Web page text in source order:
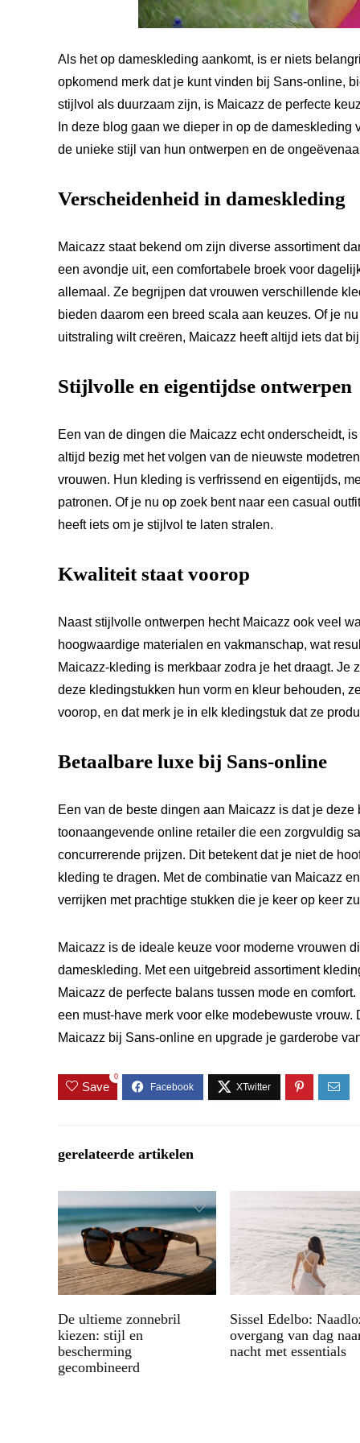
Als het op dameskleding aankomt, is er niets
opkomend merk dat je kunt vinden bij Sans-online,
stijlvol als duurzaam zijn, is Maicazz de perfecte
In deze blog gaan we dieper in op de
de unieke stijl van hun ontwerpen en de
Verscheidenheid in dameskleding
Maicazz staat bekend om zijn diverse assortiment
een avondje uit, een comfortabele broek voor
allemaal. Ze begrijpen dat vrouwen verschillende
bieden daarom een breed scala aan keuzes. Of je
uitstraling wilt creëren, Maicazz heeft altijd iets dat
Stijlvolle en eigentijdse ontwerpen
Een van de dingen die Maicazz echt onderscheidt,
altijd bezig met het volgen van de nieuwste
vrouwen. Hun kleding is verfrissend en eigentijds,
patronen. Of je nu op zoek bent naar een casual
heeft iets om je stijlvol te laten stralen.
Kwaliteit staat voorop
Naast stijlvolle ontwerpen hecht Maicazz ook veel
hoogwaardige materialen en vakmanschap, wat
Maicazz-kleding is merkbaar zodra je het draagt. Je
deze kledingstukken hun vorm en kleur behouden,
voorop, en dat merk je in elk kledingstuk dat ze
Betaalbare luxe bij Sans-online
Een van de beste dingen aan Maicazz is dat je
toonaangevende online retailer die een zorgvuldig
concurrerende prijzen. Dit betekent dat je niet de
kleding te dragen. Met de combinatie van Maicazz
verrijken met prachtige stukken die je keer op keer
Maicazz is de ideale keuze voor moderne vrouwen
dameskleding. Met een uitgebreid assortiment
Maicazz de perfecte balans tussen mode en
een must-have merk voor elke modebewuste
Maicazz bij Sans-online en upgrade je garderobe
Save
0
gerelateerde artikelen
De ultieme zonnebril
kiezen: stijl en
bescherming
gecombineerd
Sissel Edelbo:
overgang van dag
nacht met essentials